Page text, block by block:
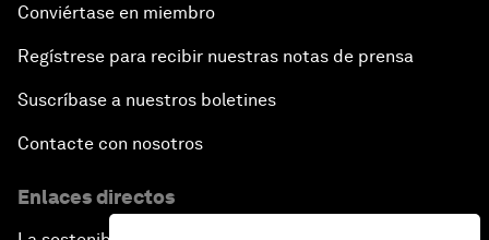
Conviértase en miembro
Regístrese para recibir nuestras notas de prensa
Suscríbase a nuestros boletines
Contacte con nosotros
Enlaces directos